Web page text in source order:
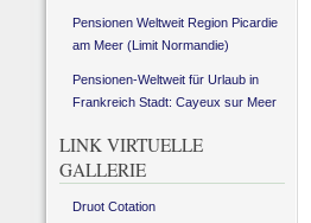
Pensionen Weltweit Region Picardie
am Meer (Limit Normandie)
Pensionen-Weltweit für Urlaub in
Frankreich Stadt: Cayeux sur Meer
LINK VIRTUELLE
GALLERIE
Druot Cotation